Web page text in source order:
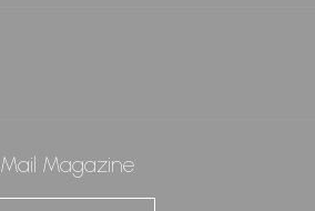
Mail Magazine